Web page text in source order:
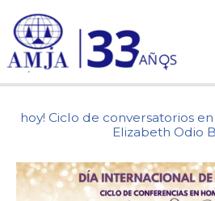
contenido
hoy! Ciclo de conversatorios
Elizabeth Odio